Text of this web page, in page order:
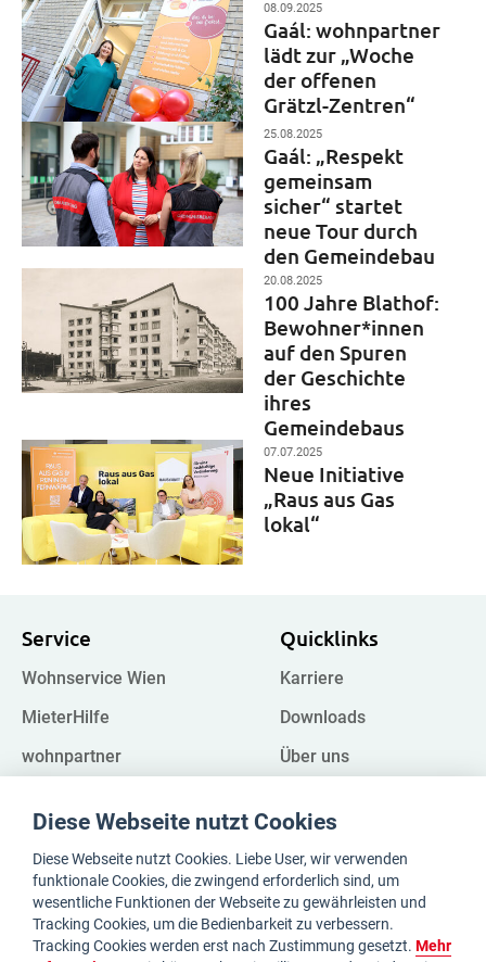
08.09.2025
Gaál: wohnpartner
lädt zur „Woche
der offenen
Grätzl-Zentren“
25.08.2025
Gaál: „Respekt
gemeinsam
sicher“ startet
neue Tour durch
den Gemeindebau
20.08.2025
100 Jahre Blathof:
Bewohner*innen
auf den Spuren
der Geschichte
ihres
Gemeindebaus
07.07.2025
Neue Initiative
„Raus aus Gas
lokal“
Service
Wohnservice Wien
MieterHilfe
wohnpartner
Impressum
Datenschutz
Quicklinks
Karriere
Downloads
Über uns
Register
Whistleblower
Diese Webseite nutzt Cookies
Diese Webseite nutzt Cookies. Liebe User, wir verwenden
funktionale Cookies, die zwingend erforderlich sind, um
wesentliche Funktionen der Webseite zu gewährleisten und
Tracking Cookies, um die Bedienbarkeit zu verbessern.
Tracking Cookies werden erst nach Zustimmung gesetzt. Mehr